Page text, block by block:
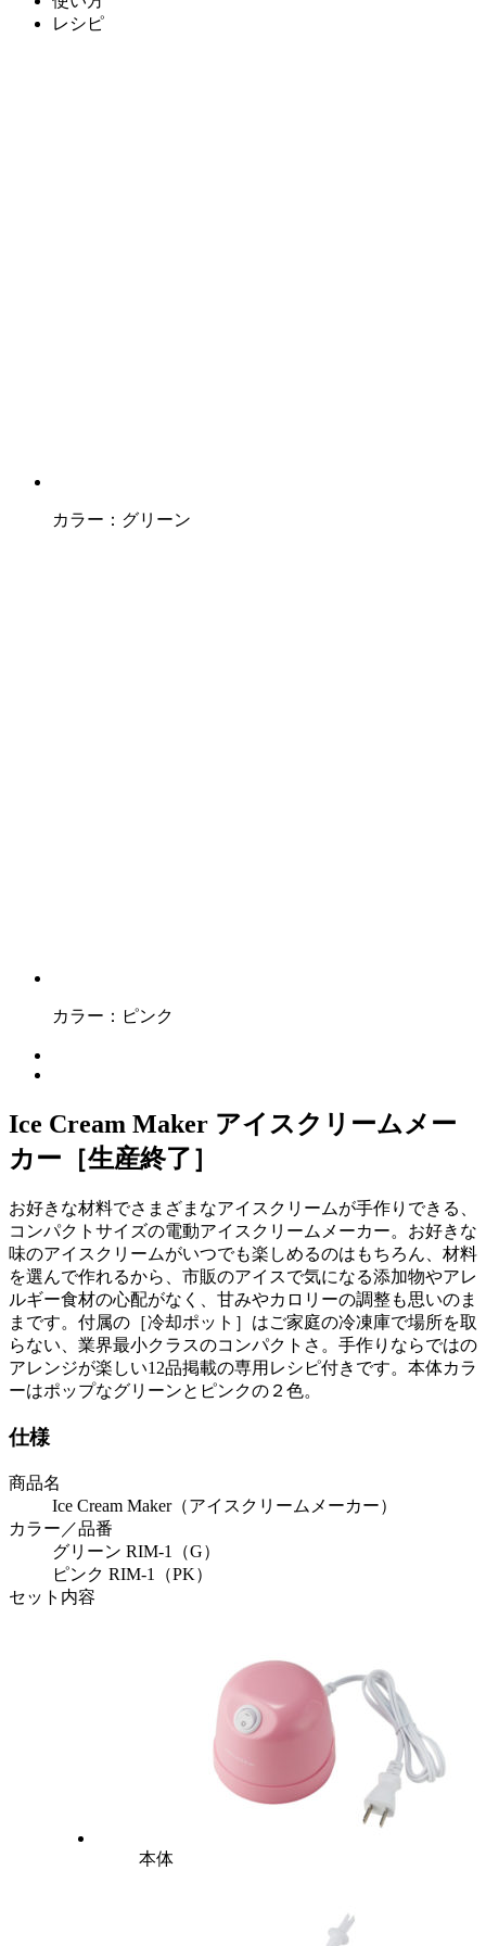
レシピ
カラー： グリーン
カラー： ピンク
Ice Cream Maker アイスクリームメー
カー［生産終了］
お好きな材料でさまざまなアイスクリームが手作りできる、
コンパクトサイズの電動アイスクリームメーカー。お好きな
味のアイスクリームがいつでも楽しめるのはもちろん、材料
を選んで作れるから、市販のアイスで気になる添加物やアレ
ルギー食材の心配がなく、甘みやカロリーの調整も思いのま
まです。付属の［冷却ポット］はご家庭の冷凍庫で場所を取
らない、業界最小クラスのコンパクトさ。手作りならではの
アレンジが楽しい12品掲載の専用レシピ付きです。本体カラ
ーはポップなグリーンとピンクの２色。
仕様
商品名
Ice Cream Maker（アイスクリームメーカー）
カラー／品番
グリーン RIM-1（G）
ピンク RIM-1（PK）
セット内容
本体